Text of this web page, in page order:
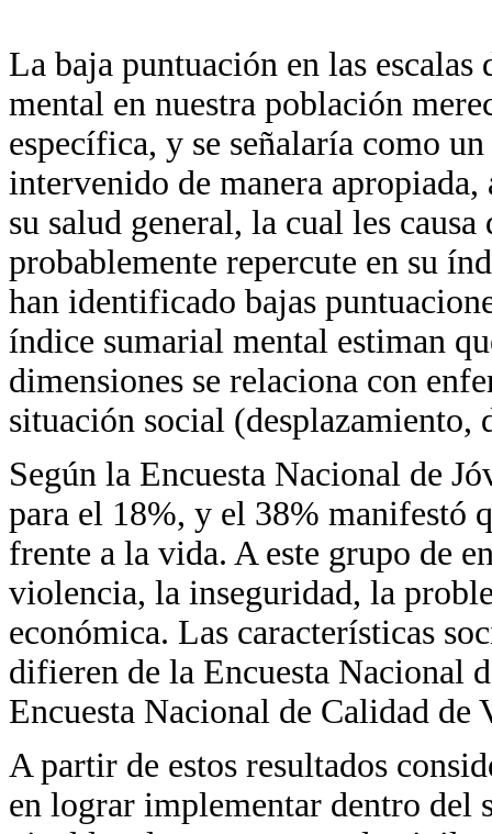
La baja puntuación en las
mental en nuestra población
específica, y se señalaría como
intervenido de manera
su salud general, la cual les
probablemente repercute en su
han identificado bajas
índice sumarial mental estiman
dimensiones se relaciona con
situación social
Según la Encuesta Nacional de
para el 18%, y el 38% manifestó
frente a la vida. A este grupo de
violencia, la inseguridad, la
económica. Las características
difieren de la Encuesta Nacional
Encuesta Nacional de Calidad
A partir de estos resultados
en lograr implementar dentro del